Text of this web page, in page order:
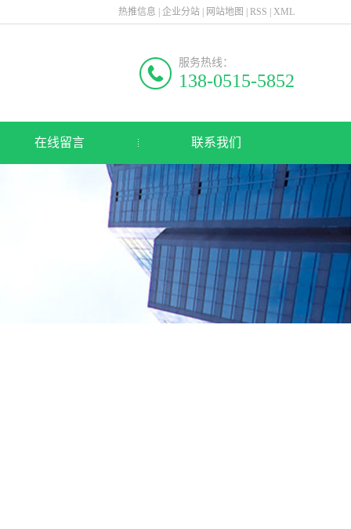
热推信息 企业分站 网站地图 RSS XML
服务热线：
138-0515-5852
在线留言 联系我们